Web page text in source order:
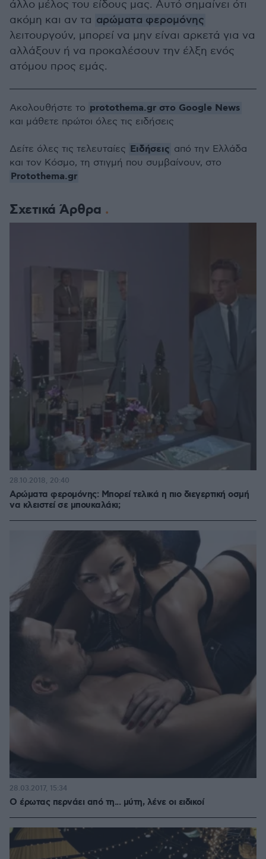
άλλο μέλος του είδους μας. Αυτό σημαίνει ότι
ακόμη και αν τα αρώματα φερομόνης
λειτουργούν, μπορεί να μην είναι αρκετά για να
αλλάξουν ή να προκαλέσουν την έλξη ενός
ατόμου προς εμάς.
Σχετικά Άρθρα
Αρώματα φερομόνης: Μπορεί τελικά η πιο διεγερτική οσμή
να κλειστεί σε μπουκαλάκι;
28.10.2018, 20:40
Ο έρωτας περνάει από τη... μύτη, λένε οι ειδικοί
28.03.2017, 15:34
Ακολουθήστε το protothema.gr στο Google News
και μάθετε πρώτοι όλες τις ειδήσεις
Δείτε όλες τις τελευταίες Ειδήσεις από την Ελλάδα
και τον Κόσμο, τη στιγμή που συμβαίνουν, στο
Protothema.gr